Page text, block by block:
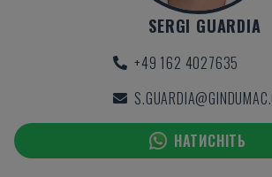
SERGI GUARDIA
+49 162 4027635
НАТИСНІТЬ